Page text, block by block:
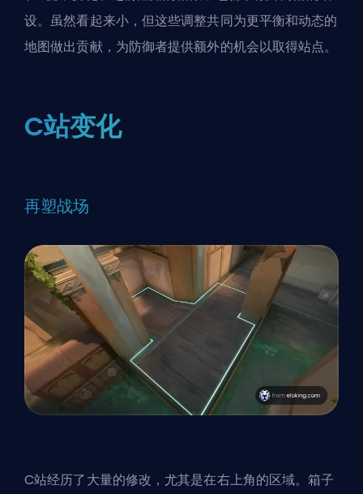
设。虽然看起来小，但这些调整共同为更平衡和动态的
地图做出贡献，为防御者提供额外的机会以取得站点。
C站变化
再塑战场
C站经历了大量的修改，尤其是在右上角的区域。箱子